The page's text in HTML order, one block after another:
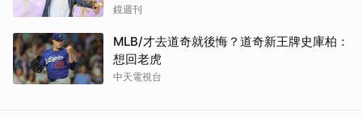
鏡週刊
MLB/才去道奇就後悔？道奇新王牌史庫柏：
想回老虎
中天電視台